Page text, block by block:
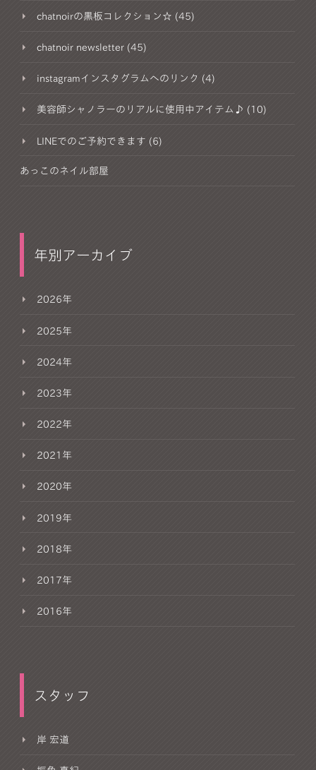
chatnoirの黒板コレクション☆ (45)
chatnoir newsletter (45)
instagramインスタグラムへのリンク (4)
美容師シャノラーのリアルに使用中アイテム♪ (10)
LINEでのご予約できます (6)
あっこのネイル部屋
年別アーカイブ
2026年
2025年
2024年
2023年
2022年
2021年
2020年
2019年
2018年
2017年
2016年
スタッフ
岸 宏道